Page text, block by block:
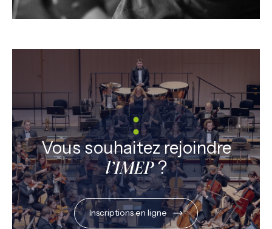
Vous souhaitez rejoindre
l’IMEP?
Inscriptions en ligne